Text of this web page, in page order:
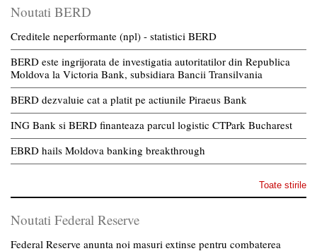
Noutati BERD
Creditele neperformante (npl) - statistici BERD
BERD este ingrijorata de investigatia autoritatilor din Republica
Moldova la Victoria Bank, subsidiara Bancii Transilvania
BERD dezvaluie cat a platit pe actiunile Piraeus Bank
ING Bank si BERD finanteaza parcul logistic CTPark Bucharest
EBRD hails Moldova banking breakthrough
Toate stirile
Noutati Federal Reserve
Federal Reserve anunta noi masuri extinse pentru combaterea